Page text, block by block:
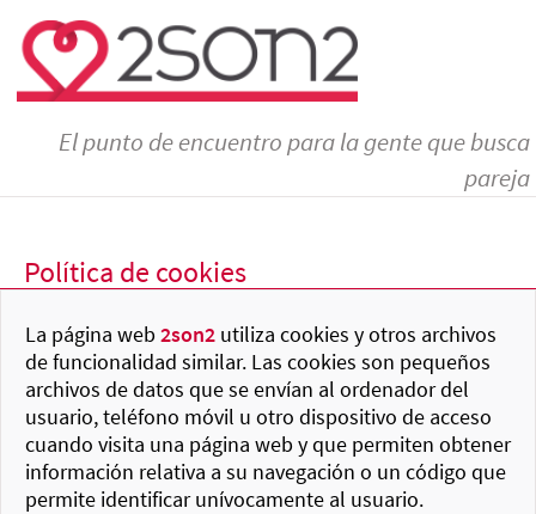
El punto de encuentro para la gente que busca
pareja
Política de cookies
La página web2son2 utiliza cookies y otros archivos
de funcionalidad similar. Las cookies son pequeños
archivos de datos que se envían al ordenador del
usuario, teléfono móvil u otro dispositivo de acceso
cuando visita una página web y que permiten obtener
información relativa a su navegación o un código que
permite identificar unívocamente al usuario.